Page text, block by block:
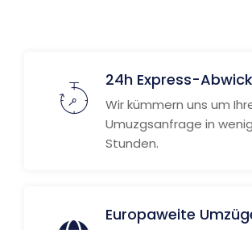
24h Express-
Wir kümmern uns um
Umuzgsanfrage in
Stunden.
Europaweite